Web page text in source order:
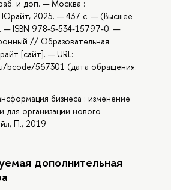
и доп. — Москва :
Юрайт, 2025. — 437 с. — (Высшее
— ISBN 978-5-534-15797-0. —
// Образовательная
[сайт]. — URL:
bcode/567301 (дата обращения:
бизнеса : изменение
для организации нового
П., 2019
дополнительная